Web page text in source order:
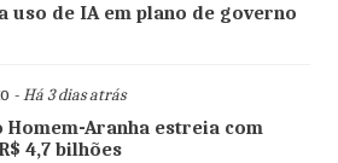
uso de IA em plano de governo
- Há 3 dias atrás
Homem-Aranha estreia com
4,7 bilhões